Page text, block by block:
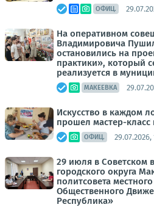
ОФИЦ.
На оперативном
Владимировича
остановились на
практики», который
реализуется в
МАКЕЕВКА
Искусство в каждом
прошел мастер-класс
ОФИЦ. 29.07.2026,
29 июля в Советском
городского округа
политсовета
Общественного
Республика»